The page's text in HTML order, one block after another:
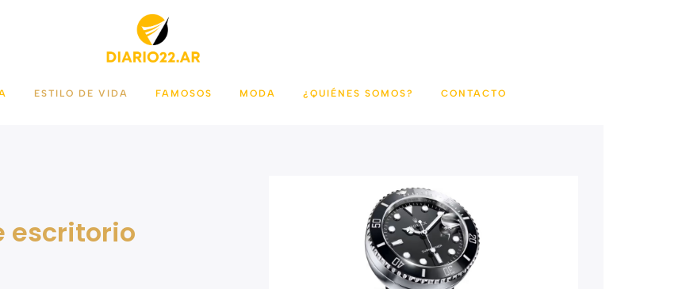
ESTILO DE VIDA FAMOSOS MODA ¿QUIÉNES SOMOS? CONTACTO
escritorio